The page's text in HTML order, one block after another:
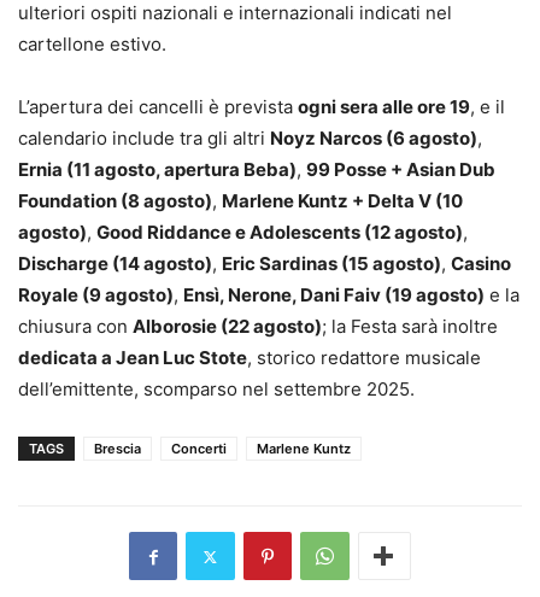
ulteriori ospiti nazionali e internazionali indicati nel
cartellone estivo.
L’apertura dei cancelli è prevista ogni sera alle ore 19, e il
calendario include tra gli altri Noyz Narcos (6 agosto),
Ernia (11 agosto, apertura Beba), 99 Posse + Asian Dub
Foundation (8 agosto), Marlene Kuntz + Delta V (10
agosto), Good Riddance e Adolescents (12 agosto),
Discharge (14 agosto), Eric Sardinas (15 agosto), Casino
Royale (9 agosto), Ensì, Nerone, Dani Faiv (19 agosto) e la
chiusura con Alborosie (22 agosto); la Festa sarà inoltre
dedicata a Jean Luc Stote, storico redattore musicale
dell’emittente, scomparso nel settembre 2025.
TAGS Brescia Concerti Marlene Kuntz